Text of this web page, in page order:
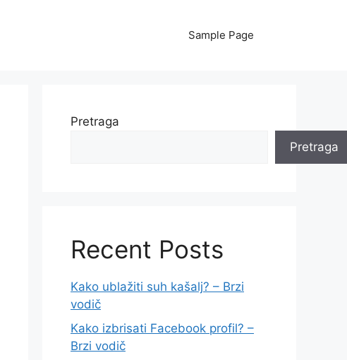
Sample Page
Pretraga
Pretraga
Recent Posts
Kako ublažiti suh kašalj? – Brzi
vodič
Kako izbrisati Facebook profil? –
Brzi vodič